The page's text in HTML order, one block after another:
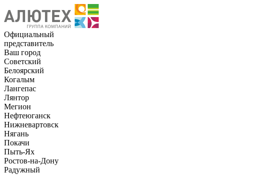
Официальный
представитель
Ваш город
Советский
Белоярский
Когалым
Лангепас
Лянтор
Мегион
Нефтеюганск
Нижневартовск
Нягань
Покачи
Пыть-Ях
Рoстов-на-Дону
Радужный